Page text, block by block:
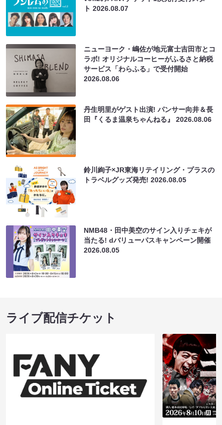
ト2026.08.07
ニューヨーク・嶋佐が地元富士吉田市とコ
ラボ! オリジナルコーヒーがふるさと納税
サービス「わらふる」で受付開始
2026.08.06
丹生明里がゲスト出演! パンサー向井＆長
田『くるま温泉ちゃんねる』2026.08.06
鈴川絢子×JR東海リテイリング・プラスの
トラベルグッズ発売!2026.08.05
NMB48・田中美空のサイン入りチェキが
当たる! dバリューパスキャンペーン開催
2026.08.05
ライブ配信チケット